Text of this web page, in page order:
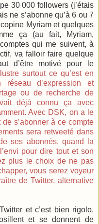
30 000 followers (j’étais
ne s’abonne qu’à 6 ou 7
Myriam et quelques
ça (au fait, Myriam,
qui me suivent, à
va falloir faire quelque
d’être motivé pour le
surtout ce qu’est en
d’expression et
ou de recherche de
déjà connu ça avec
Avec DSK, on a le
s’abonner à ce compte
sera retweeté dans
ses abonnés, quand la
pour dire tout et son
plus le choix de ne pas
vous serez voyeur
de Twitter, alternative
et c’est bien rigolo.
et se donnent de